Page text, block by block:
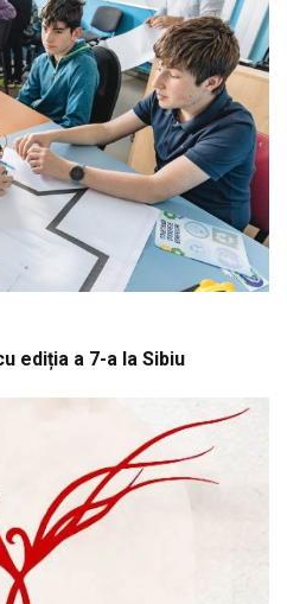
ediția a 7-a la Sibiu